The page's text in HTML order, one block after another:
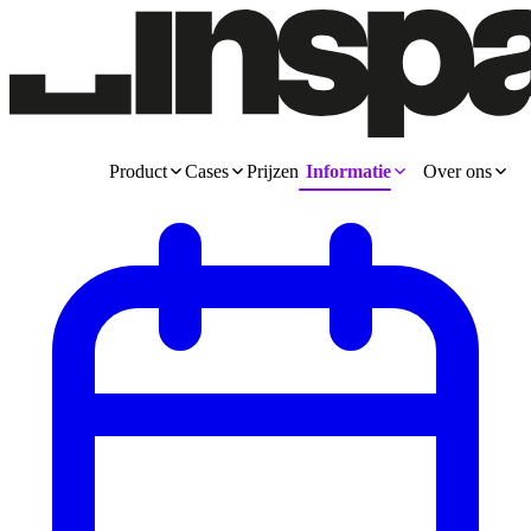
Product Cases Prijzen Informatie Over ons